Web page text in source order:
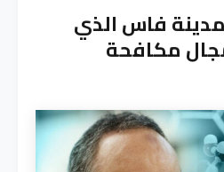
فاس الذي
مكافحة